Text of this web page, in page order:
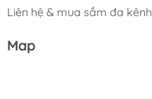
Liên hệ & mua sắm đa kênh
Map